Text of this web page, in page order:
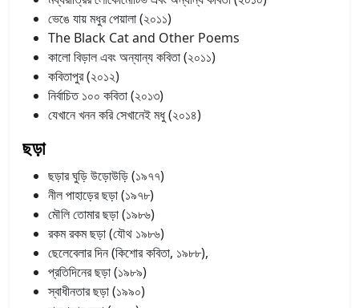
ভেঙে যায় মধুর পেয়ালা (২০১১)
The Black Cat and Other Poems
কালো বিড়াল এবং অন্যান্য কবিতা (২০১১)
কবিতাপুর (২০১২)
নির্বাচিত ১০০ কবিতা (২০১৩)
যেখানে খনন করি সেখানেই মধু (২০১৪)
ছড়া
ছড়ার ঘুড়ি উড়োউড়ি (১৯৭৭)
নীল পাহাড়ের ছড়া (১৯৭৮)
মৌলি তোমার ছড়া (১৯৮৬)
রকম রকম ছড়া (যৌথ ১৯৮৬)
ছেলেবেলার দিন (কিশোর কবিতা, ১৯৮৮),
প্রতিদিনের ছড়া (১৯৮৯)
স্বাধীনতার ছড়া (১৯৯০)